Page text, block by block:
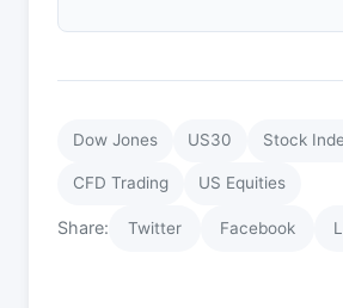
Dow Jones US30 Stock
CFD Trading US Equities
Share: Twitter Facebook